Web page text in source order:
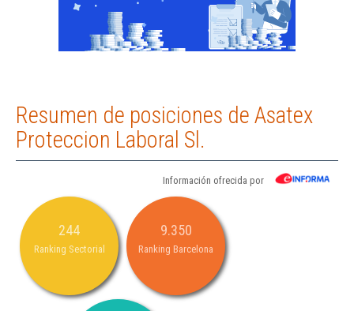
Resumen de posiciones de Asatex
Proteccion Laboral Sl.
Información ofrecida por
244
Ranking Sectorial
9.350
Ranking Barcelona